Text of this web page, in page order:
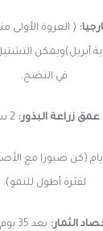
( العروة الأولى
أبريل)ويمكن
في النضج.
عمق زراعة البذور:
10 أيام (كن صبورا مع
لفترة أطول للنمو).
الثمار: بعد 35 يوم من